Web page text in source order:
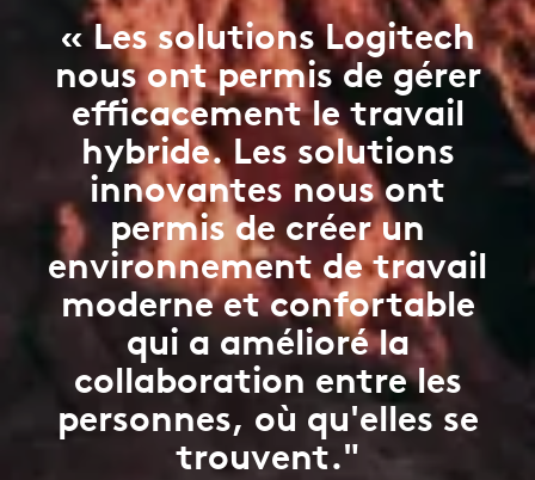
« Les solutions Logitech
nous ont permis de gérer
efficacement le travail
hybride. Les solutions
innovantes nous ont
permis de créer un
environnement de travail
moderne et confortable
qui a amélioré la
collaboration entre les
personnes, où qu'elles se
trouvent."